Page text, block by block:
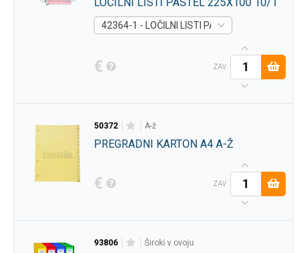
42364-1 - LOČILNI LISTI PASTEL 225X100 10/1
€ ZAV
50372 a-ž
PREGRADNI KARTON A4 A-Ž
€ ZAV
93806 široki v ovoju